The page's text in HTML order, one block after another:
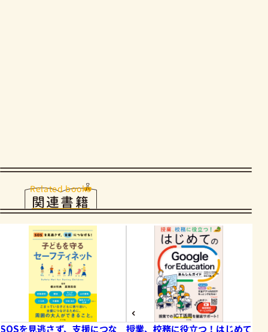
Related books
関連書籍
SOSを見逃さず、支援につな 授業、校務に役立つ！はじめて